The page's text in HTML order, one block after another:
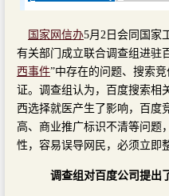
国家网信办5月2日会同国家
有关部门成立联合调查组进驻
西事件”中存在的问题、搜索
证。调查组认为，百度搜索相
西选择就医产生了影响，百度
高、商业推广标识不清等问题
性，容易误导网民，必须立即
调查组对百度公司提出了